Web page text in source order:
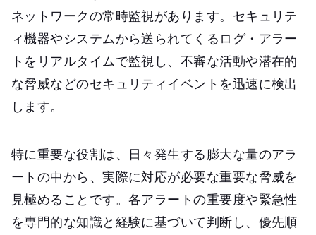
ネットワークの常時監視があります。セキュリテ
ィ機器やシステムから送られてくるログ・アラー
トをリアルタイムで監視し、不審な活動や潜在的
な脅威などのセキュリティイベントを迅速に検出
します。
特に重要な役割は、日々発生する膨大な量のアラ
ートの中から、実際に対応が必要な重要な脅威を
見極めることです。各アラートの重要度や緊急性
を専門的な知識と経験に基づいて判断し、優先順